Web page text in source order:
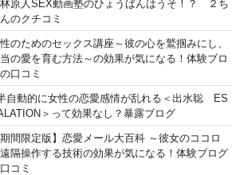
原人SEX動画塾のひょうばんはうそ！？ ２ち
のクチコミ
のためのセックス講座～彼の心を鷲掴みにし、
の愛を育む方法～の効果が気になる！体験ブロ
口コミ
自動的に女性の恋愛感情が乱れる＜出水聡 ES
＞って効果なし？暴露ブログ
期間限定版】恋愛メール大百科 ～彼女のココロ
隔操作する技術の効果が気になる！体験ブログ
コミ